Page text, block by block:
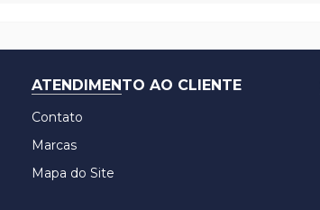
ATENDIMENTO AO CLIENTE
Contato
Marcas
Mapa do Site